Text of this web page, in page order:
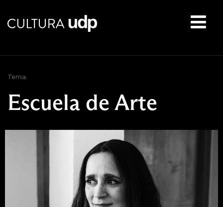
Tema
Escuela de Arte